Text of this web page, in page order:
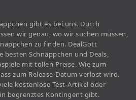
gibt es bei uns. Durch
wir genau, wo wir suchen müssen,
zu finden. DealGott
Schnäppchen und Deals,
mit tollen Preise. Wie zum
zum Release-Datum verlost wird.
kostenlose Test-Artikel oder
begrenztes Kontingent gibt.